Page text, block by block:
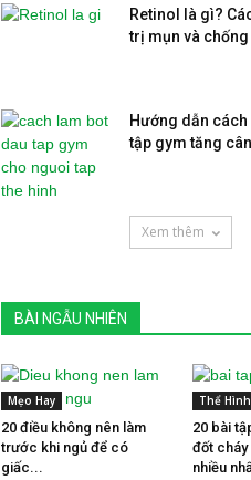
Retinol là gì?
trị mụn và
Hướng dẫn
tập gym tăng
Xem thêm
BÀI NGẪU NHIÊN
Mẹo Hay
20 điều không nên làm
trước khi ngủ để có
giấc...
Thể Hình
20 bài
đốt cháy
nhiều